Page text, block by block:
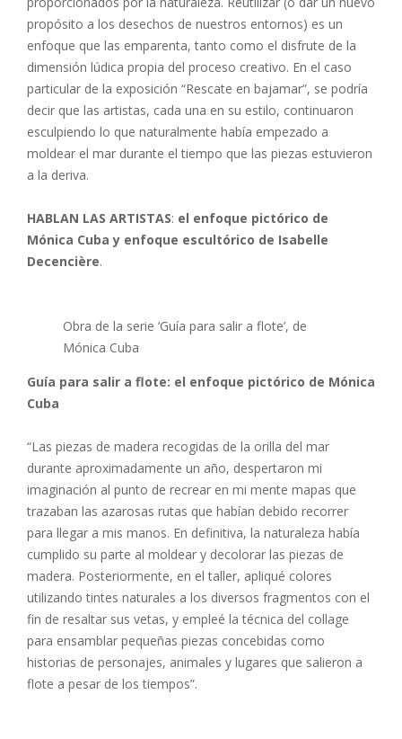
propósito a los desechos de nuestros entornos) es un
enfoque que las emparenta, tanto como el disfrute de la
dimensión lúdica propia del proceso creativo. En el caso
particular de la exposición “Rescate en bajamar”, se podría
decir que las artistas, cada una en su estilo, continuaron
esculpiendo lo que naturalmente había empezado a
moldear el mar durante el tiempo que las piezas estuvieron
a la deriva.
HABLAN LAS ARTISTAS: el enfoque pictórico de
Mónica Cuba y enfoque escultórico de Isabelle
Decencière.
Obra de la serie ‘Guía para salir a flote’, de
Mónica Cuba
Guía para salir a flote: el enfoque pictórico de Mónica
Cuba
“Las piezas de madera recogidas de la orilla del mar
durante aproximadamente un año, despertaron mi
imaginación al punto de recrear en mi mente mapas que
trazaban las azarosas rutas que habían debido recorrer
para llegar a mis manos. En definitiva, la naturaleza había
cumplido su parte al moldear y decolorar las piezas de
madera. Posteriormente, en el taller, apliqué colores
utilizando tintes naturales a los diversos fragmentos con el
fin de resaltar sus vetas, y empleé la técnica del collage
para ensamblar pequeñas piezas concebidas como
historias de personajes, animales y lugares que salieron a
flote a pesar de los tiempos”.